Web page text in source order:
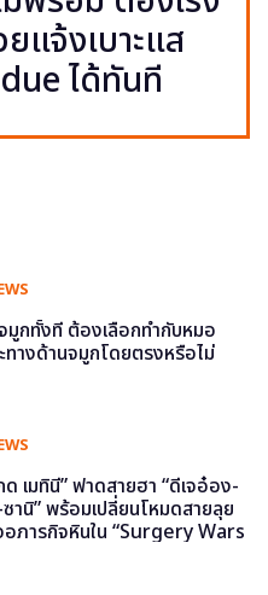
แจ้งเบาะแส
ได้ทันที
มูกทั้งที ต้องเลือกทำกับหมอ
ทางด้านจมูกโดยตรงหรือไม่
ด เมทินี” ฟาดสายฮา “ดีเจอ๋อง-
านิ” พร้อมเปลี่ยนโหมดสายลุย
อภารกิจหินใน “Surgery Wars